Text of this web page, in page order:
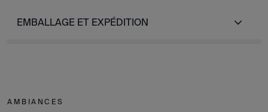
EMBALLAGE ET EXPÉDITION
AMBIANCES